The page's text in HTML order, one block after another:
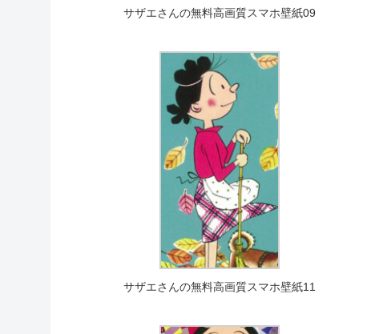
サザエさんの無料高画質スマホ壁紙09
サザエさんの無料高画質スマホ壁紙11